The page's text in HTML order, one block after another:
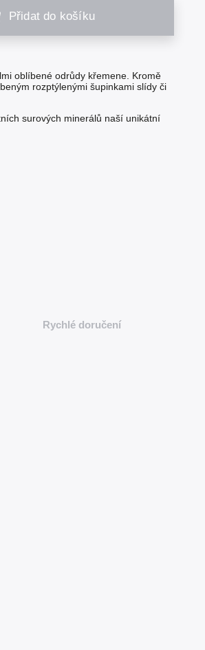
Přidat do košíku
oblíbené odrůdy křemene. Kromě
rozptýlenými šupinkami slídy či
surových minerálů naší unikátní
Rychlé doručení